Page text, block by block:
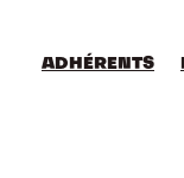
contenu
ADHÉRENTS